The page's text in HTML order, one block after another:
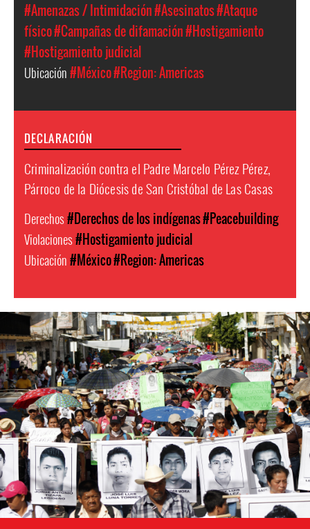
#Amenazas / Intimidación#Asesinatos#Ataque
físico#Campañas de difamación#Hostigamiento
#Hostigamiento judicial
Ubicación#México#Region: Americas
DECLARACIÓN
Criminalización contra el Padre Marcelo Pérez Pérez,
Párroco de la Diócesis de San Cristóbal de Las Casas
Derechos#Derechos de los indígenas#Peacebuilding
Violaciones#Hostigamiento judicial
Ubicación#México#Region: Americas
#Mexico-
general-
context.jpg